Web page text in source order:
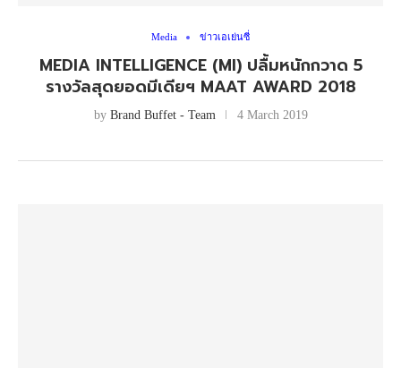
Media ข่าวเอเย่นซี่
MEDIA INTELLIGENCE (MI) ปลื้มหนักกวาด 5
รางวัลสุดยอดมีเดียฯ MAAT AWARD 2018
by Brand Buffet - Team 4 March 2019